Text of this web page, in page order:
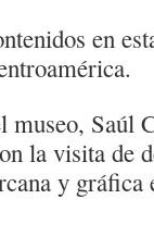
en
Saúl
la visita de
y